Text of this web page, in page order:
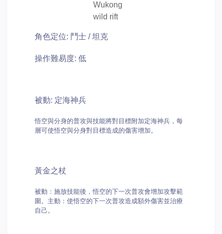
Wukong
wild rift
角色定位: 鬥士 / 坦克
操作難易度: 低
被動: 定海神兵
悟空與分身的普攻與技能將對目標附加定海神兵，每
層可使悟空與分身對目標造成的傷害增加。
黃金之杖
被動：施放技能後，悟空的下一次普攻會增加攻擊範
圍。主動：使悟空的下一次普攻造成額外傷害並治療
自己。